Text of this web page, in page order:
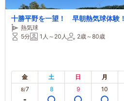
十勝平野を一望！ 早朝熱気球体
熱気球
5分
1人～20人 2歳～80歳
金 土 日 月
8/7 8 9 10